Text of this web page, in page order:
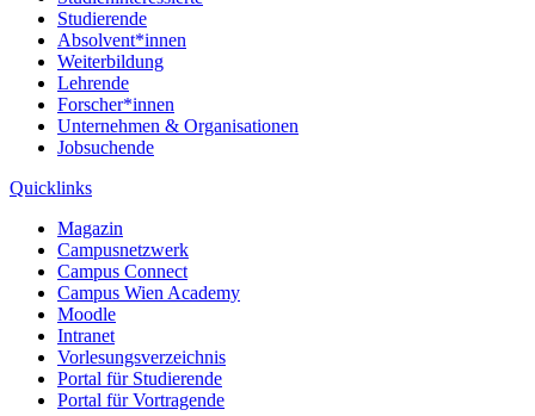
Studierende
Absolvent*innen
Weiterbildung
Lehrende
Forscher*innen
Unternehmen & Organisationen
Jobsuchende
Quicklinks
Magazin
Campusnetzwerk
Campus Connect
Campus Wien Academy
Moodle
Intranet
Vorlesungsverzeichnis
Portal für Studierende
Portal für Vortragende